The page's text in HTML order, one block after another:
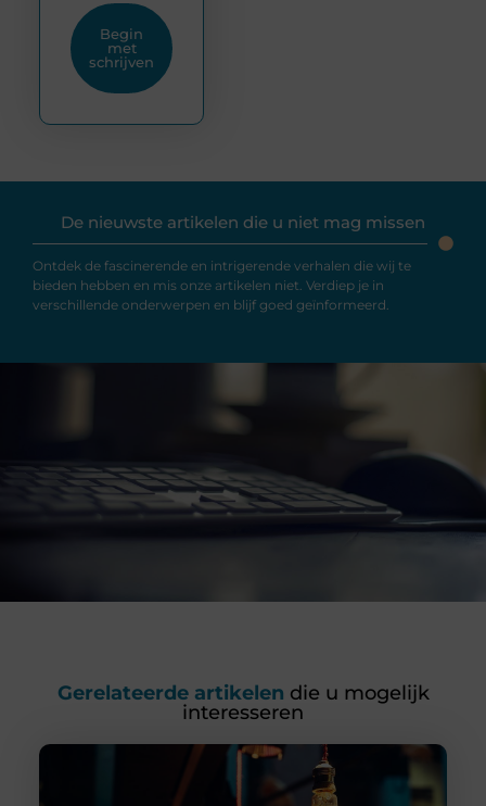
Begin
met
schrijven
De nieuwste artikelen die u niet mag missen
Ontdek de fascinerende en intrigerende verhalen die wij te
bieden hebben en mis onze artikelen niet. Verdiep je in
verschillende onderwerpen en blijf goed geïnformeerd.
Gerelateerde artikelen die u mogelijk
interesseren